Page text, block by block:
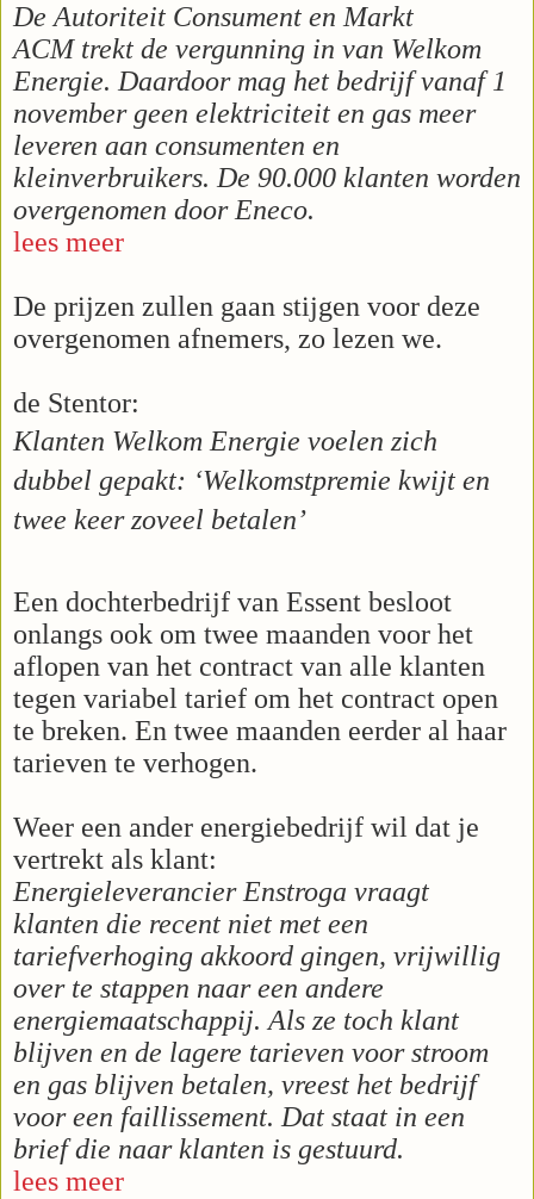
De Autoriteit Consument en Markt
ACM trekt de vergunning in van Welkom
Energie. Daardoor mag het bedrijf vanaf 1
november geen elektriciteit en gas meer
leveren aan consumenten en
kleinverbruikers. De 90.000 klanten worden
overgenomen door Eneco.
lees meer
De prijzen zullen gaan stijgen voor deze
overgenomen afnemers, zo lezen we.
de Stentor:
Klanten Welkom Energie voelen zich
dubbel gepakt: ‘Welkomstpremie kwijt en
twee keer zoveel betalen’
Een dochterbedrijf van Essent besloot
onlangs ook om twee maanden voor het
aflopen van het contract van alle klanten
tegen variabel tarief om het contract open
te breken. En twee maanden eerder al haar
tarieven te verhogen.
Weer een ander energiebedrijf wil dat je
vertrekt als klant:
Energieleverancier Enstroga vraagt
klanten die recent niet met een
tariefverhoging akkoord gingen, vrijwillig
over te stappen naar een andere
energiemaatschappij. Als ze toch klant
blijven en de lagere tarieven voor stroom
en gas blijven betalen, vreest het bedrijf
voor een faillissement. Dat staat in een
brief die naar klanten is gestuurd.
lees meer